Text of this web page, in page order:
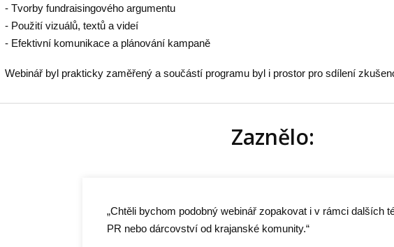
- Tvorby fundraisingového argumentu
- Použití vizuálů, textů a videí
- Efektivní komunikace a plánování kampaně
Webinář byl prakticky zaměřený a součástí programu byl i prostor pro sdílení
Zaznělo:
„Chtěli bychom podobný webinář zopakovat i v rámci dalších
PR nebo dárcovství od krajanské komunity.“
„Byl to velmi přínosný webinář – konečně vím, odkud začít a
připravit před spuštěním kampaně.“